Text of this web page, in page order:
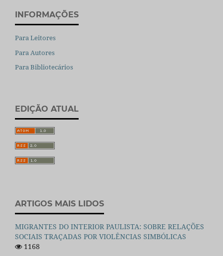
INFORMAÇÕES
Para Leitores
Para Autores
Para Bibliotecários
EDIÇÃO ATUAL
ARTIGOS MAIS LIDOS
MIGRANTES DO INTERIOR PAULISTA: SOBRE RELAÇÕES
SOCIAIS TRAÇADAS POR VIOLÊNCIAS SIMBÓLICAS
1168